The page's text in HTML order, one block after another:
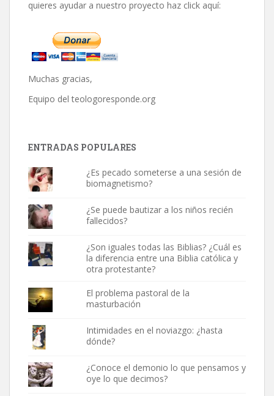
quieres ayudar a nuestro proyecto haz click aquí:
Muchas gracias,
Equipo del teologoresponde.org
ENTRADAS POPULARES
¿Es pecado someterse a una sesión de
biomagnetismo?
¿Se puede bautizar a los niños recién
fallecidos?
¿Son iguales todas las Biblias? ¿Cuál es
la diferencia entre una Biblia católica y
otra protestante?
El problema pastoral de la
masturbación
Intimidades en el noviazgo: ¿hasta
dónde?
¿Conoce el demonio lo que pensamos y
oye lo que decimos?